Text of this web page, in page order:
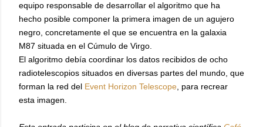
equipo responsable de desarrollar el algoritmo que ha
hecho posible componer la primera imagen de un agujero
negro, concretamente el que se encuentra en la galaxia
M87 situada en el Cúmulo de Virgo.
El algoritmo debía coordinar los datos recibidos de ocho
radiotelescopios situados en diversas partes del mundo, que
forman la red del Event Horizon Telescope , para recrear
esta imagen.